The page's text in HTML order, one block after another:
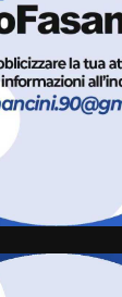
6 Agosto 2026
La magia del
prima
Belvedere. Il
Serie D, l’Us
escluso dal